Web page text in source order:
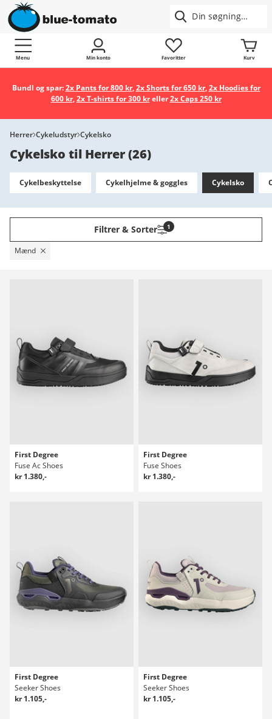
Menu Min konto Favoritter Kurv
Bundl og spar:2x Pants for 800 kr,2x Shorts for 650 kr,2x Hoodies for
600 kr,2x T-shirts for 300 kreller2x Caps 250 kr
Herrer Cykeludstyr Cykelsko
Cykelsko til Herrer(26)
Cykelbeskyttelse Cykelhjelme & goggles Cykelsko
Filtrer & Sorter 1
Mænd
First Degree
Fuse Ac Shoes
kr 1.380,-
First Degree
Fuse Shoes
kr 1.380,-
First Degree
Seeker Shoes
kr 1.105,-
First Degree
Seeker Shoes
kr 1.105,-